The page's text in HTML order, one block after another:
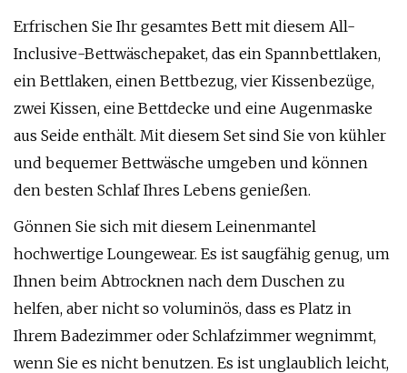
Erfrischen Sie Ihr gesamtes Bett mit diesem All-
Inclusive-Bettwäschepaket, das ein Spannbettlaken,
ein Bettlaken, einen Bettbezug, vier Kissenbezüge,
zwei Kissen, eine Bettdecke und eine Augenmaske
aus Seide enthält. Mit diesem Set sind Sie von kühler
und bequemer Bettwäsche umgeben und können
den besten Schlaf Ihres Lebens genießen.
Gönnen Sie sich mit diesem Leinenmantel
hochwertige Loungewear. Es ist saugfähig genug, um
Ihnen beim Abtrocknen nach dem Duschen zu
helfen, aber nicht so voluminös, dass es Platz in
Ihrem Badezimmer oder Schlafzimmer wegnimmt,
wenn Sie es nicht benutzen. Es ist unglaublich leicht,